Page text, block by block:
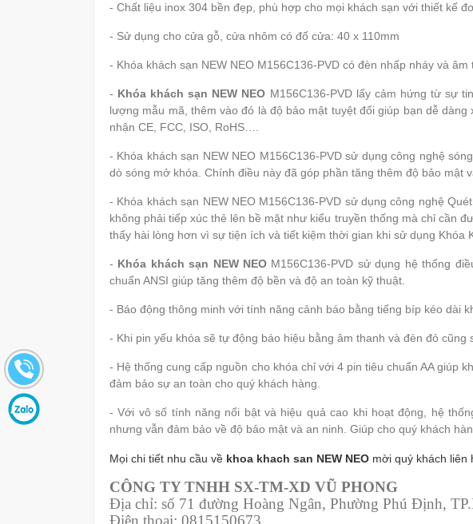
- Chất liệu inox 304 bền đẹp, phù hợp cho mọi khách sạn với thiết kế
- Sử dụng cho cửa gỗ, cửa nhôm có đố cửa: 40 x 110mm
- Khóa khách sạn NEW NEO M156C136-PVD có đèn nhấp nháy và âm
- Khóa khách sạn NEW NEO M156C136-PVD lấy cảm hứng từ sự
lượng mẫu mã, thêm vào đó là độ bảo mật tuyệt đối giúp bạn dễ
nhận CE, FCC, ISO, RoHS….
- Khóa khách sạn NEW NEO M156C136-PVD sử dụng công nghệ
dò sóng mở khóa. Chính điều này đã góp phần tăng thêm độ bảo mật
- Khóa khách sạn NEW NEO M156C136-PVD sử dụng công nghệ
không phải tiếp xúc thẻ lên bề mặt như kiểu truyền thống mà chỉ cần
thấy hài lòng hơn vì sự tiện ích và tiết kiệm thời gian khi sử dụng Khóa
- Khóa khách sạn NEW NEO M156C136-PVD sử dụng hệ thống
chuẩn ANSI giúp tăng thêm độ bền và độ an toàn kỹ thuật.
- Báo động thông minh với tính năng cảnh báo bằng tiếng bíp kéo dài
- Khi pin yếu khóa sẽ tự động báo hiệu bằng âm thanh và đèn đỏ
- Hệ thống cung cấp nguồn cho khóa chỉ với 4 pin tiêu chuẩn AA
đảm bảo sự an toàn cho quý khách hàng.
- Với vô số tính năng nổi bật và hiệu quả cao khi hoạt động, hệ
nhưng vẫn đảm bảo về độ bảo mật và an ninh. Giúp cho quý khách
Mọi chi tiết nhu cầu về khoa khach san NEW NEO mời quý khách liên
CÔNG TY TNHH SX-TM-XD VŨ PHONG
Địa chỉ: số 71 đường Hoàng Ngân, Phường Phú Định,